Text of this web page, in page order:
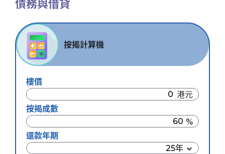
債務與借貸
按揭計算機
樓價
按揭成數
還款年期